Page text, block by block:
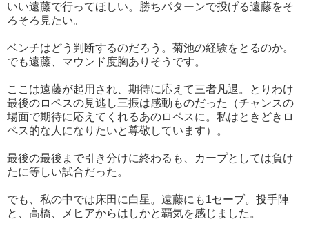
いい遠藤で行ってほしい。勝ちパターンで投げる遠藤をそ
ろそろ見たい。
ベンチはどう判断するのだろう。菊池の経験をとるのか。
でも遠藤、マウンド度胸ありそうです。
ここは遠藤が起用され、期待に応えて三者凡退。とりわけ
最後のロペスの見逃し三振は感動ものだった（チャンスの
場面で期待に応えてくれるあのロペスに。私はときどきロ
ペス的な人になりたいと尊敬しています）。
最後の最後まで引き分けに終わるも、カープとしては負け
たに等しい試合だった。
でも、私の中では床田に白星。遠藤にも1セーブ。投手陣
と、高橋、メヒアからはしかと覇気を感じました。